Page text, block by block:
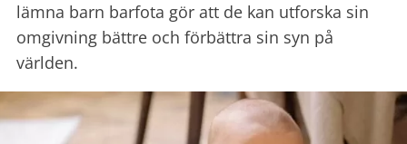
lämna barn barfota gör att de kan utforska sin
omgivning bättre och förbättra sin syn på
världen.